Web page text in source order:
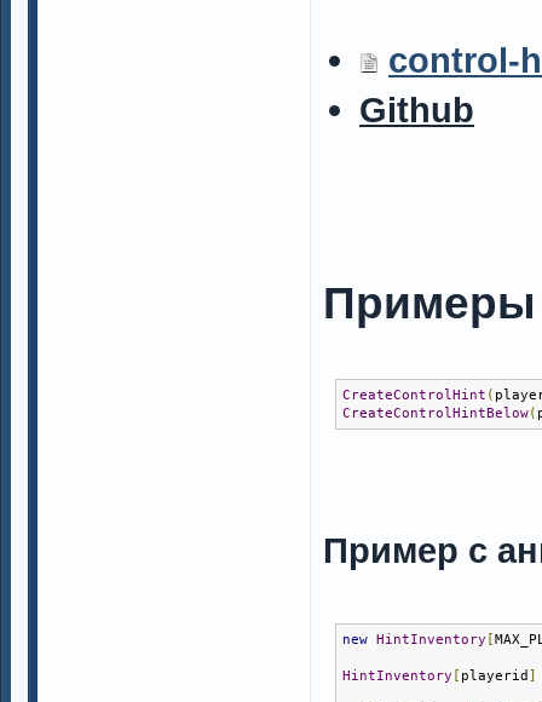
control-
Github
Примеры
CreateControlHint (
CreateControlHintBelow(
Пример с
new HintInventory [
HintInventory [ playerid ]